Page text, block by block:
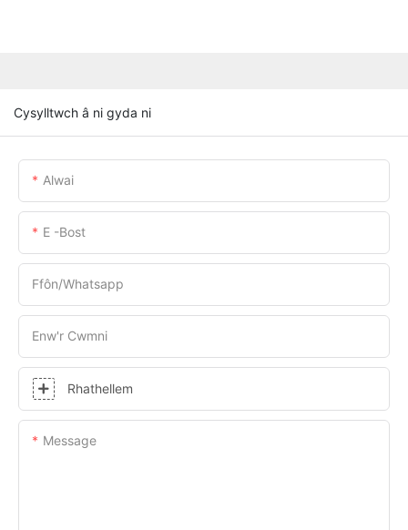
Cysylltwch â ni gyda ni
Alwai
E -bost
Ffôn/whatsapp
Enw'r Cwmni
Rhathellem
Message